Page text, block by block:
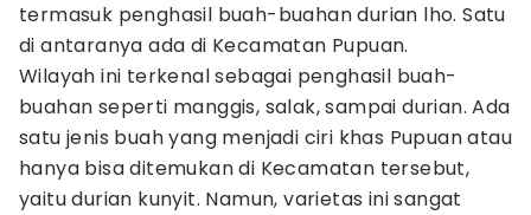
termasuk penghasil buah-buahan durian lho. Satu
di antaranya ada di Kecamatan Pupuan.
Wilayah ini terkenal sebagai penghasil buah-
buahan seperti manggis, salak, sampai durian. Ada
satu jenis buah yang menjadi ciri khas Pupuan atau
hanya bisa ditemukan di Kecamatan tersebut,
yaitu durian kunyit. Namun, varietas ini sangat